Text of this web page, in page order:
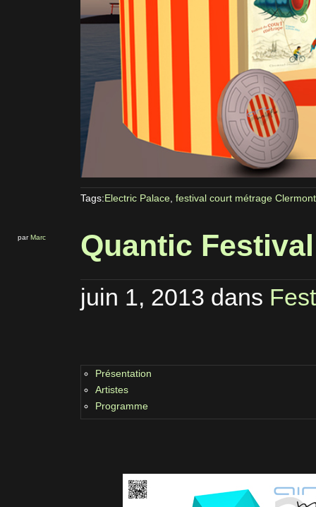
Tags:Electric Palace festival court métrage
parMarc Quantic
juin 1, 2013 dans
Présentation
Artistes
Programme